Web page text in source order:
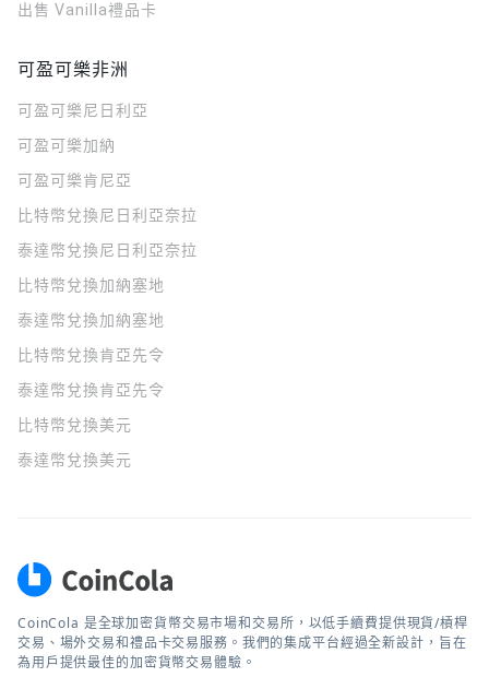
出售 Vanilla禮品卡
可盈可樂非洲
可盈可樂 尼日利亞
可盈可樂加納
可盈可樂肯尼亞
比特幣兌換尼日利亞奈拉
泰達幣兌換尼日利亞奈拉
比特幣兌換加納塞地
泰達幣兌換加納塞地
比特幣兌換肯亞先令
泰達幣兌換肯亞先令
比特幣兌換美元
泰達幣兌換美元
CoinCola 是全球加密貨幣交易市場和交易所，以低手續費提供現貨/槓桿
交易、場外交易和禮品卡交易服務。我們的集成平台經過全新設計，旨在
為用戶提供最佳的加密貨幣交易體驗。